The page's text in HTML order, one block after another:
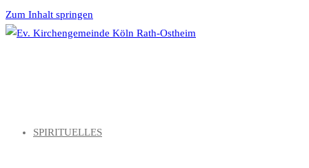
Zum Inhalt springen
SPIRITUELLES